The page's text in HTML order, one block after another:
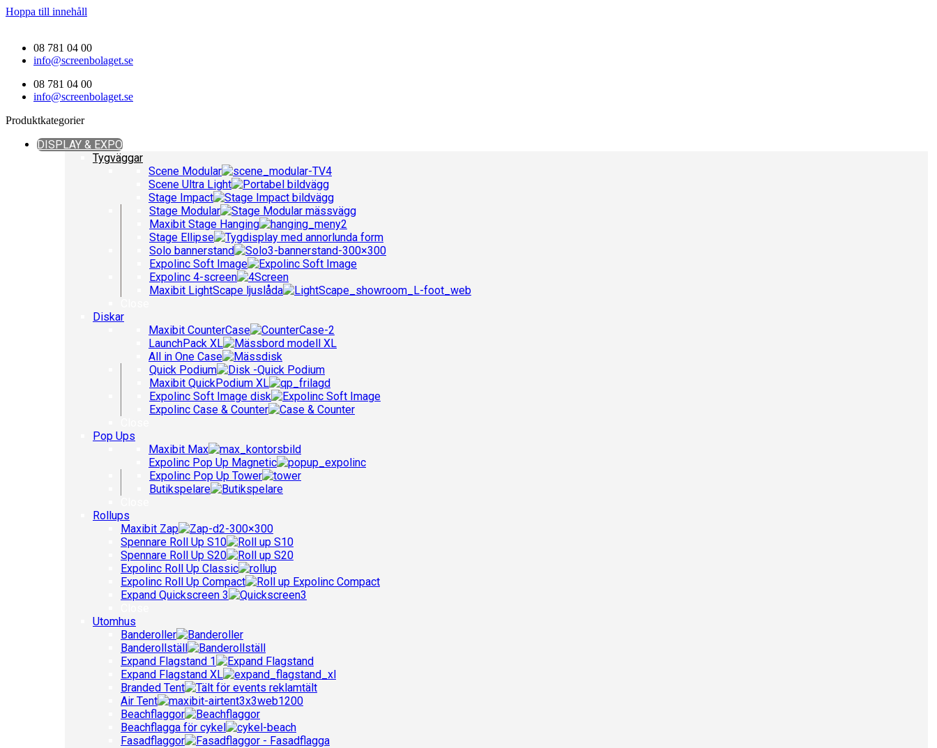
Hoppa till innehåll
08 781 04 00
info@screenbolaget.se
08 781 04 00
info@screenbolaget.se
Produktkategorier
DISPLAY & EXPO
Tygväggar
Scene Modular
Scene Ultra Light
Stage Impact
Stage Modular
Maxibit Stage Hanging
Stage Ellipse
Solo bannerstand
Expolinc Soft Image
Expolinc 4-screen
Maxibit LightScape ljuslåda
Diskar
Maxibit CounterCase
LaunchPack XL
All in One Case
Quick Podium
Maxibit QuickPodium XL
Expolinc Soft Image disk
Expolinc Case & Counter
Pop Ups
Maxibit Max
Expolinc Pop Up Magnetic
Expolinc Pop Up Tower
Butikspelare
Rollups
Maxibit Zap
Spennare Roll Up S10
Spennare Roll Up S20
Expolinc Roll Up Classic
Expolinc Roll Up Compact
Expand Quickscreen 3
Utomhus
Banderoller
Banderollställ
Expand Flagstand 1
Expand Flagstand XL
Branded Tent
Air Tent
Beachflaggor
Beachflagga för cykel
Fasadflaggor